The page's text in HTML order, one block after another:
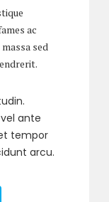
ac
sed
ante
tempor
arcu.